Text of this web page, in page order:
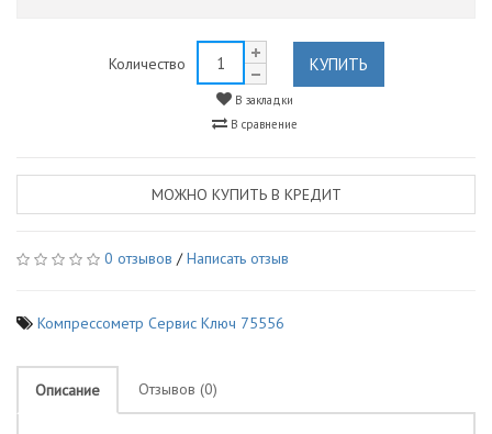
Количество КУПИТЬ
В закладки
В сравнение
МОЖНО КУПИТЬ В КРЕДИТ
0 отзывов /Написать отзыв
Компрессометр Сервис Ключ 75556
Описание Отзывов (0)